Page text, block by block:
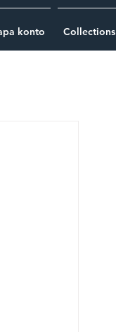
konto Collections